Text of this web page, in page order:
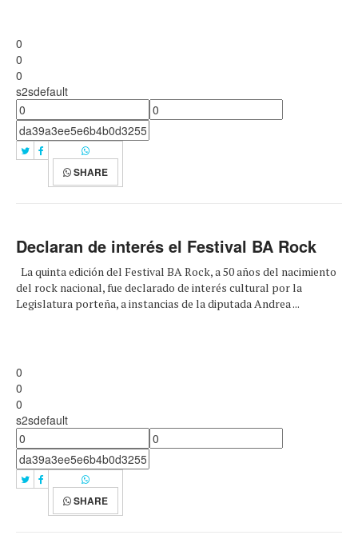
0
0
0
s2sdefault
SHARE
Declaran de interés el Festival BA Rock
La quinta edición del Festival BA Rock, a 50 años del nacimiento
del rock nacional, fue declarado de interés cultural por la
Legislatura porteña, a instancias de la diputada Andrea ...
0
0
0
s2sdefault
SHARE